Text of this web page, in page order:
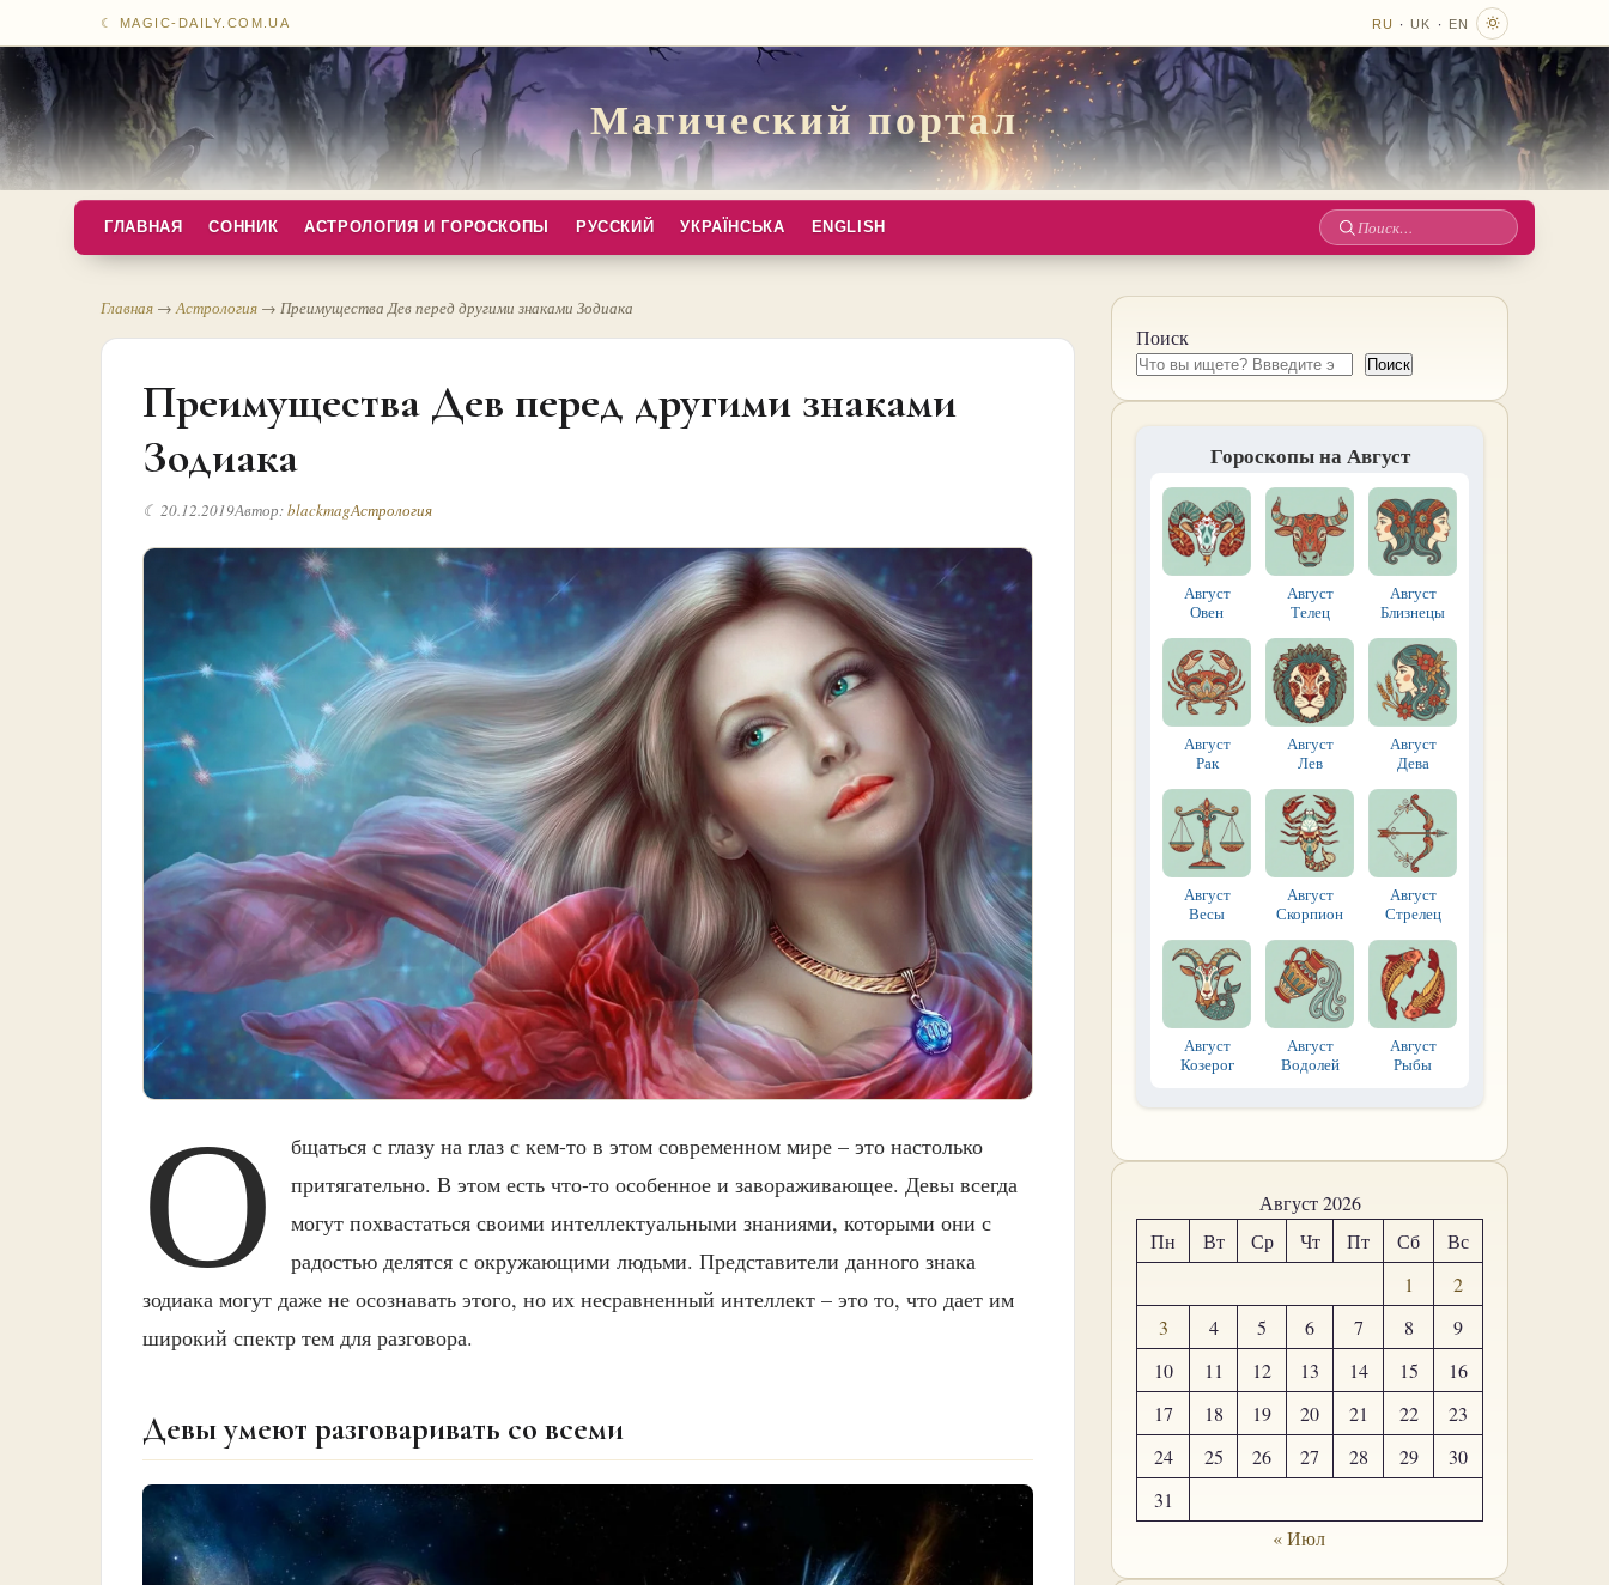
☾ MAGIC-DAILY.COM.UA RU · UK · EN
Магический портал
ГЛАВНАЯ СОННИК АСТРОЛОГИЯ И ГОРОСКОПЫ РУССКИЙ УКРАЇНСЬКА ENGLISH
Поиск
Главная → Астрология → Преимущества Дев перед другими знаками Зодиака
Преимущества Дев перед другими знаками
Зодиака
☾ 20.12.2019Автор:blackmagАстрология
О
бщаться с глазу на глаз с кем-то в этом современном мире – это настолько
притягательно. В этом есть что-то особенное и завораживающее. Девы всегда
могут похвастаться своими интеллектуальными знаниями, которыми они с
радостью делятся с окружающими людьми. Представители данного знака
зодиака могут даже не осознавать этого, но их несравненный интеллект – это то, что дает им
широкий спектр тем для разговора.
Девы умеют разговаривать со всеми
Поиск
Поиск
Гороскопы на Август
Август
Овен
Август
Телец
Август
Близнецы
Август
Рак
Август
Лев
Август
Дева
Август
Весы
Август
Скорпион
Август
Стрелец
Август
Козерог
Август
Водолей
Август
Рыбы
Август 2026
Пн
Вт Ср Чт Пт Сб
Вс
1
2
3
4 5 6 7 8
9
10
11 12 13 14 15
16
17
18 19 20 21 22
23
24
25 26 27 28 29
30
31
« Июл